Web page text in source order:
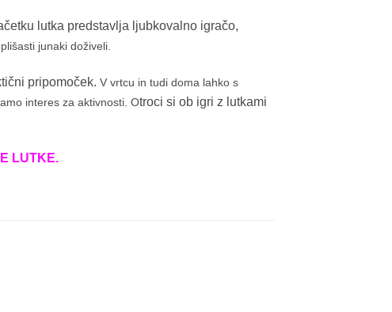
lutka predstavlja ljubkovalno igračo,
junaki doživeli.
pripomoček. V vrtcu in tudi doma lahko s
interes za aktivnosti. Otroci si ob igri z lutkami
LUTKE.